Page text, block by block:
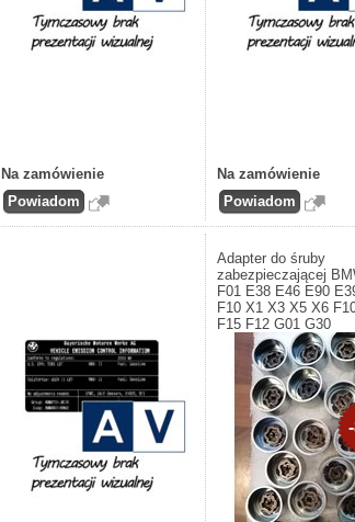
Na zamówienie Na zamówienie
Adapter do śruby
zabezpieczającej
F01 E38 E46 E90
F10 X1 X3 X5 X6
F15 F12 G01 G30